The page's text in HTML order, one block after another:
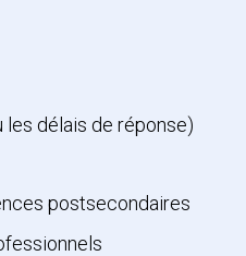
les délais de réponse)
postsecondaires